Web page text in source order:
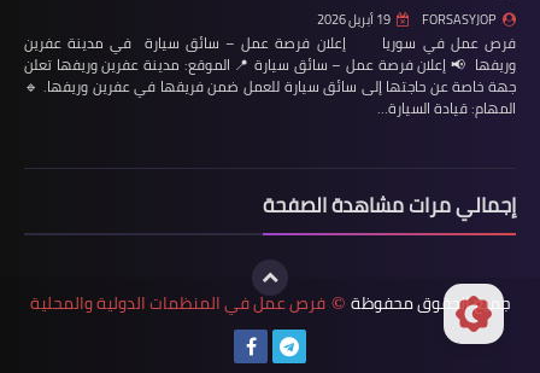
FORSASYJOP 19 أبريل 2026
فرص عمل في سوريا إعلان فرصة عمل – سائق سيارة في مدينة عفرين
وريفها 📢 إعلان فرصة عمل – سائق سيارة 📍 الموقع: مدينة عفرين وريفها تعلن
جهة خاصة عن حاجتها إلى سائق سيارة للعمل ضمن فريقها في عفرين وريفها. 🔹
المهام: قيادة السيارة…
إجمالي مرات مشاهدة الصفحة
جميع الحقوق محفوظة © فرص عمل في المنظمات الدولية والمحلية